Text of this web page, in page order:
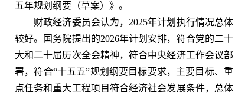
五年规划纲要（草案）》。
财政经济委员会认为，2025年计划执行情况总体
较好。国务院提出的2026年计划安排，符合党的二十
大和二十届历次全会精神，符合中央经济工作会议部
署，符合“十五五”规划纲要目标要求，主要目标、重
点任务和重大工程项目符合经济社会发展条件，总体